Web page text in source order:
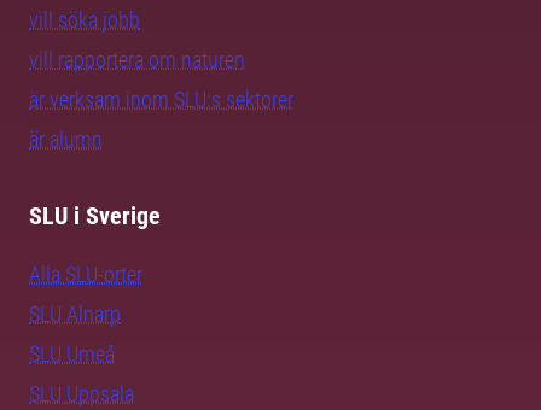
vill söka jobb
vill rapportera om naturen
är verksam inom SLU:s sektorer
är alumn
SLU i Sverige
Alla SLU-orter
SLU Alnarp
SLU Umeå
SLU Uppsala